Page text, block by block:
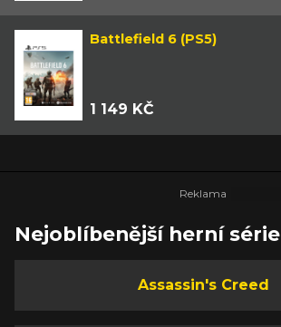
Battlefield 6 (PS5)
1 149 KČ
Nejoblíbenější herní série
Assassin's Creed